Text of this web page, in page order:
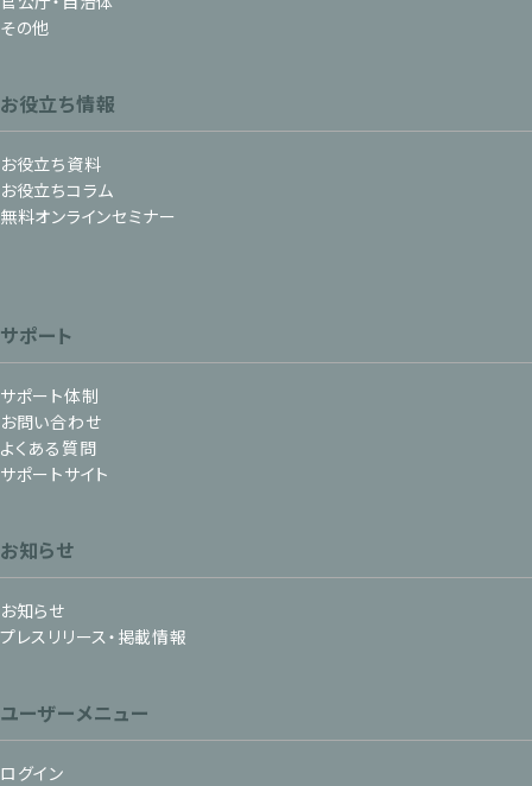
その他
お役立ち情報
お役立ち資料
お役立ちコラム
無料オンラインセミナー
サポート
サポート体制
お問い合わせ
よくある質問
サポートサイト
お知らせ
お知らせ
プレスリリース・掲載情報
ユーザーメニュー
ログイン